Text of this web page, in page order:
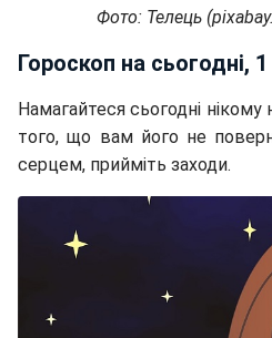
Фото: Телець
Гороскоп на сьогодні,
Намагайтеся сьогодні
того, що вам його не
серцем, прийміть заходи.